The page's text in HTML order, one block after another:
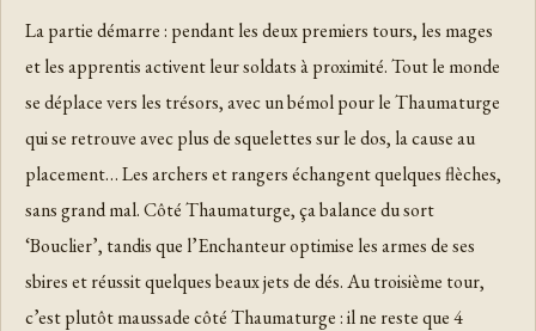
La partie démarre : pendant les deux premiers tours, les mages
et les apprentis activent leur soldats à proximité. Tout le monde
se déplace vers les trésors, avec un bémol pour le Thaumaturge
qui se retrouve avec plus de squelettes sur le dos, la cause au
placement… Les archers et rangers échangent quelques flèches,
sans grand mal. Côté Thaumaturge, ça balance du sort
‘Bouclier’, tandis que l’Enchanteur optimise les armes de ses
sbires et réussit quelques beaux jets de dés. Au troisième tour,
c’est plutôt maussade côté Thaumaturge : il ne reste que 4